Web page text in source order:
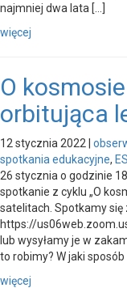
najmniej dwa lata […]
więcej
O
orbitująca
12 stycznia 2022 |
spotkania edukacyjne,
26 stycznia o godzinie
spotkanie z cyklu „O
satelitach. Spotkamy
https://
lub wysyłamy je w
to robimy? W jaki
więcej